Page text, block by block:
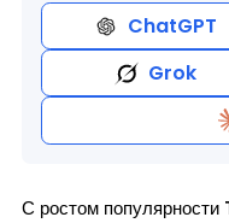
ChatGPT
Grok
С ростом